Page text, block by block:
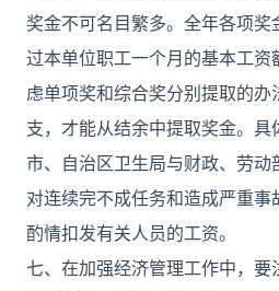
奖金不可名目繁多。全年各项
过本单位职工一个月的基本工资
虑单项奖和综合奖分别提取的
支，才能从结余中提取奖金。具
市、自治区卫生局与财政、劳动
对连续完不成任务和造成严重事
酌情扣发有关人员的工资。
七、在加强经济管理工作中，要